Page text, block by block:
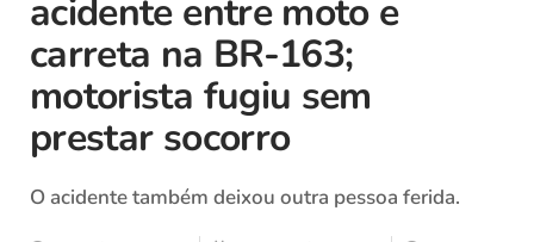
acidente entre moto e
carreta na BR-163;
motorista fugiu sem
prestar socorro
O acidente também deixou outra pessoa ferida.